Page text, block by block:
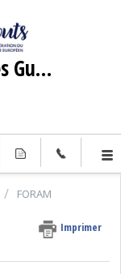
Portail de support des Guides et Scouts d'Europe
FORAM
Imprimer